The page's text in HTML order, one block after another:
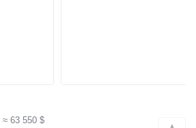
≈ 63 550 $